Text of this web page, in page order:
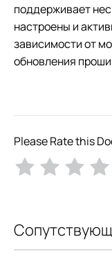
поддерживает
настроены и
зависимости от
обновления
Please Rate this